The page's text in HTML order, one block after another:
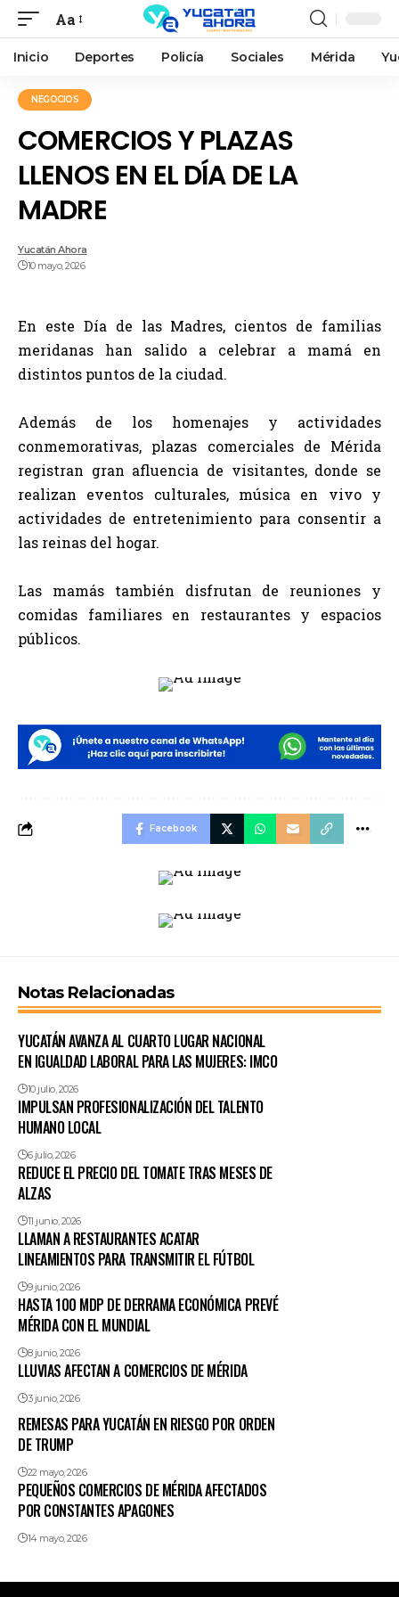
Aa
Inicio Deportes Policía Sociales Mérida
NEGOCIOS
COMERCIOS Y PLAZAS
LLENOS EN EL DÍA DE LA
MADRE
Yucatán Ahora
10 mayo, 2026
En este Día de las Madres, cientos de familias
meridanas han salido a celebrar a mamá en
distintos puntos de la ciudad.
Además de los homenajes y actividades
conmemorativas, plazas comerciales de Mérida
registran gran afluencia de visitantes, donde se
realizan eventos culturales, música en vivo y
actividades de entretenimiento para consentir a
las reinas del hogar.
Las mamás también disfrutan de reuniones y
comidas familiares en restaurantes y espacios
públicos.
Facebook
Notas Relacionadas
YUCATÁN AVANZA AL CUARTO LUGAR NACIONAL
EN IGUALDAD LABORAL PARA LAS MUJERES: IMCO
10 julio, 2026
IMPULSAN PROFESIONALIZACIÓN DEL TALENTO
HUMANO LOCAL
6 julio, 2026
REDUCE EL PRECIO DEL TOMATE TRAS MESES DE
ALZAS
11 junio, 2026
LLAMAN A RESTAURANTES ACATAR
LINEAMIENTOS PARA TRANSMITIR EL FÚTBOL
9 junio, 2026
HASTA 100 MDP DE DERRAMA ECONÓMICA PREVÉ
MÉRIDA CON EL MUNDIAL
8 junio, 2026
LLUVIAS AFECTAN A COMERCIOS DE MÉRIDA
3 junio, 2026
REMESAS PARA YUCATÁN EN RIESGO POR ORDEN
DE TRUMP
22 mayo, 2026
PEQUEÑOS COMERCIOS DE MÉRIDA AFECTADOS
POR CONSTANTES APAGONES
14 mayo, 2026